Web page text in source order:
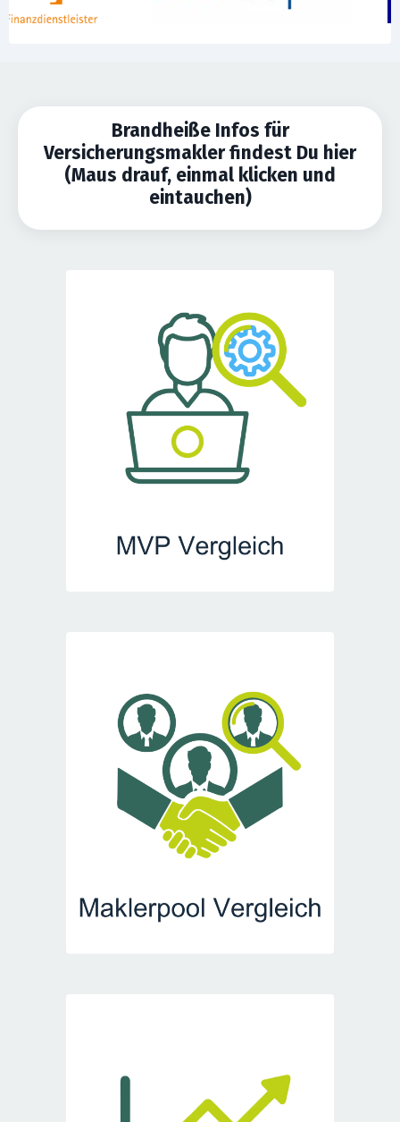
Brandheiße Infos für
Versicherungsmakler findest Du hier
(Maus drauf, einmal klicken und
eintauchen)